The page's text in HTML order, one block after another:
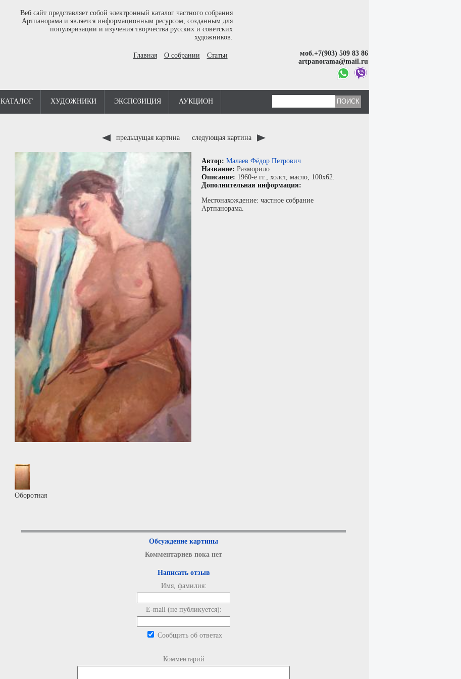
Веб сайт представляет собой электронный каталог частного собрания
Артпанорама и является информационным ресурсом, созданным для
популяризации и изучения творчества русских и советских
художников.
Главная О собрании Статьи
моб.+7(903) 509 83 86
artpanorama@mail.ru
КАТАЛОГ ХУДОЖНИКИ ЭКСПОЗИЦИЯ АУКЦИОН
предыдущая картина следующая картина
Автор: Малаев Фёдор Петрович
Название: Разморило
Описание: 1960-е гг., холст, масло, 100x62.
Дополнительная информация:
Местонахождение: частное собрание
Артпанорама.
Оборотная
Обсуждение картины
Комментариев пока нет
Написать отзыв
Имя, фамилия:
E-mail (не публикуется):
Сообщить об ответах
Комментарий